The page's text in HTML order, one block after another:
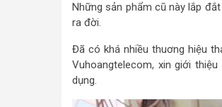
Những sản phẩm cũ này lắp
ra đời.
Đã có khá nhiều thuơng hiệu
Vuhoangtelecom, xin giới thiệu
dụng.